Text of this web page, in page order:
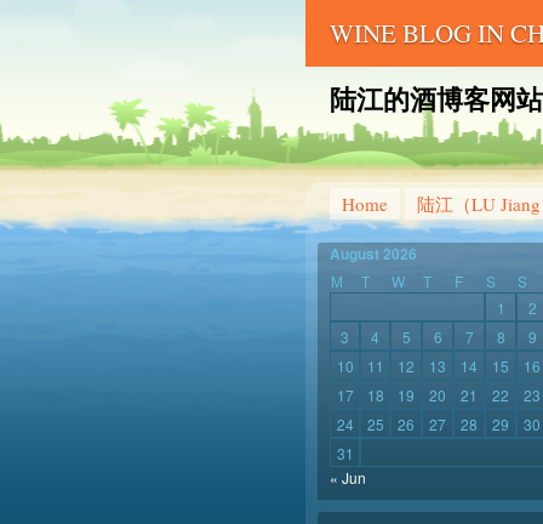
WINE BLOG IN
陆江的酒博客网
Home 陆江（LU
August 2026
M T W T F S
S
1
2
3
4 5 6 7 8
9
10
11 12 13 14 15
16
17
18 19 20 21 22
23
24
25 26 27 28 29
30
31
« Jun